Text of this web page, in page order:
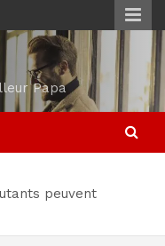
Papa
peuvent